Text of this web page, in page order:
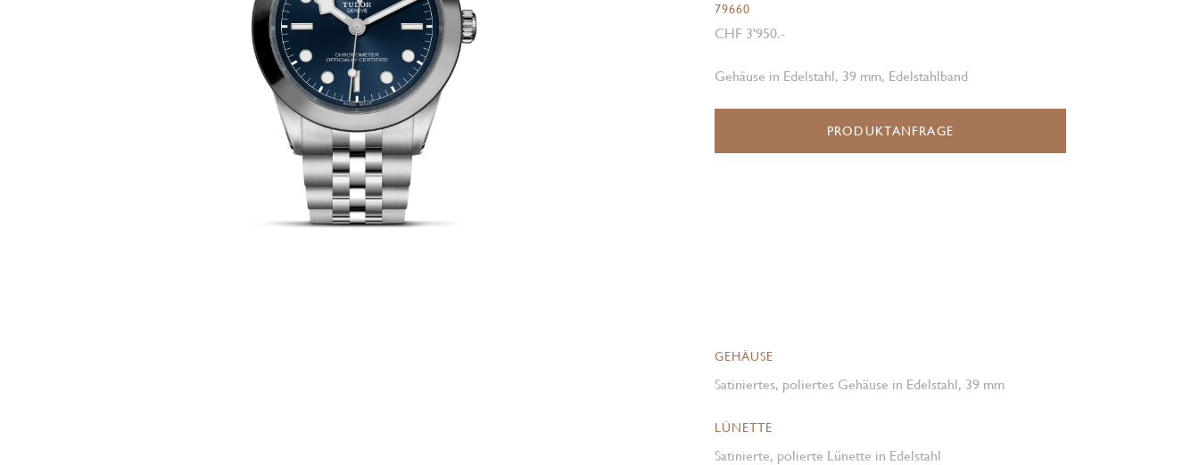
79660
CHF 3'950.-
Gehäuse in Edelstahl, 39 mm, Edelstahlband
PRODUKTANFRAGE
GEHÄUSE
Satiniertes, poliertes Gehäuse in Edelstahl, 39 mm
LÜNETTE
Satinierte, polierte Lünette in Edelstahl